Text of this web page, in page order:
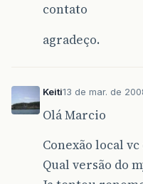
contato
agradeço.
Keiti13 de mar. de
Olá Marcio
Conexão local
Qual versão do